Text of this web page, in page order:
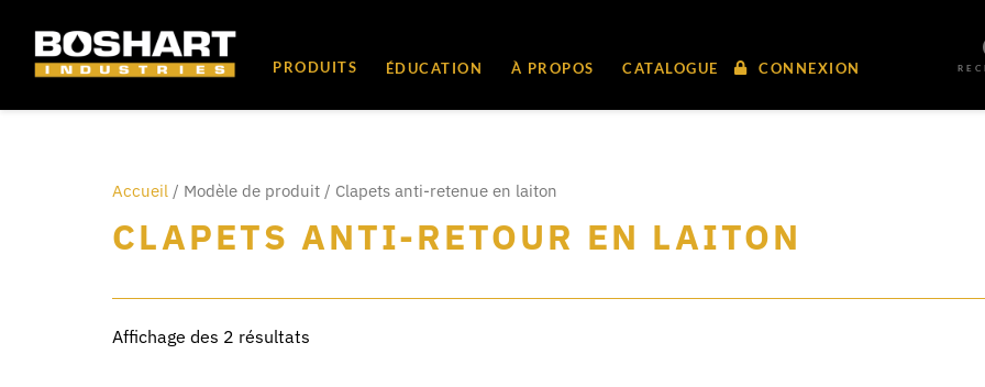
PRODUITS ÉDUCATION À PROPOS CATALOGUE CONNEXION
Accueil / Modèle de produit / Clapets anti-retenue en laiton
CLAPETS ANTI-RETOUR EN LAITON
Affichage des 2 résultats